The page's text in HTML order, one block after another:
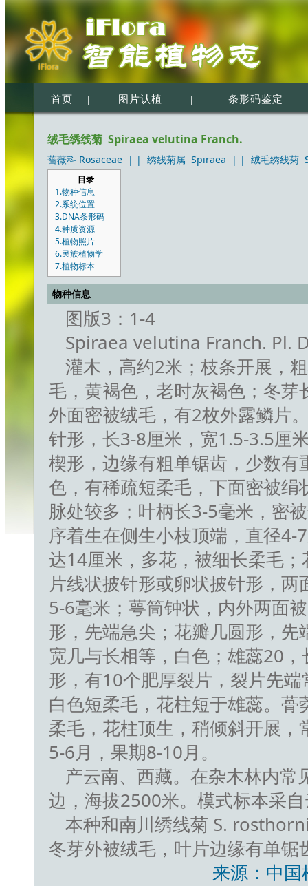
首页 | 图片认植 | 条形码鉴定
绒毛绣线菊 Spiraea velutina Franch.
蔷薇科 Rosaceae | | 绣线菊属 Spiraea | | 绒毛绣线菊
目录
1.物种信息
2.系统位置
3.DNA条形码
4.种质资源
5.植物照片
6.民族植物学
7.植物标本
物种信息
图版3：1-4
Spiraea velutina Franch. Pl.
灌木，高约2米；枝条开展，
毛，黄褐色，老时灰褐色；冬芽
外面密被绒毛，有2枚外露鳞片
针形，长3-8厘米，宽1.5-3.5厘
楔形，边缘有粗单锯齿，少数有
色，有稀疏短柔毛，下面密被绢
脉处较多；叶柄长3-5毫米，密
序着生在侧生小枝顶端，直径4-
达14厘米，多花，被细长柔毛
片线状披针形或卵状披针形，
5-6毫米；萼筒钟状，内外两面
形，先端急尖；花瓣几圆形，先
宽几与长相等，白色；雄蕊20
形，有10个肥厚裂片，裂片先
白色短柔毛，花柱短于雄蕊。蓇
柔毛，花柱顶生，稍倾斜开展，
5-6月，果期8-10月。
产云南、西藏。在杂木林内常
边，海拔2500米。模式标本采
本种和南川绣线菊 S.
冬芽外被绒毛，叶片边缘有单锯
来源：中